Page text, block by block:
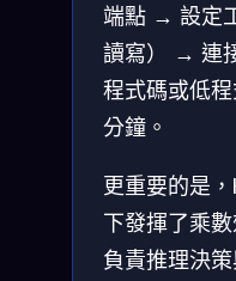
端點 → 設定
讀寫） → 連
程式碼或低
分鐘。
更重要的是
下發揮了乘
負責推理決